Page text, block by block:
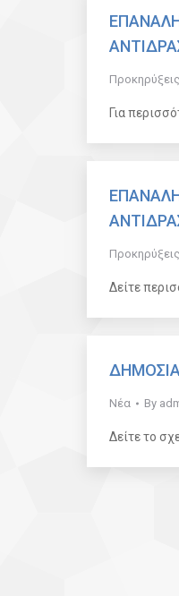
Για
Δείτε
Νέα By
Δείτε το